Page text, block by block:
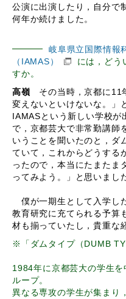
公演に出演したり，自分で
何年か続けました。
岐阜県立国際情報
（IAMAS）
には，どう
すか。
高嶺 その当時，京都に11
変えないといけないな。」
IAMASという新しい学校
で，京都芸大で非常勤講師
いうことを聞いたのと，ダ
ていて，これからどうする
ったので，本当にたまたま
ってみよう。」と思いまし
僕が一期生として入学し
教育研究に充てられる予算
材も揃っていたし，貴重な
※「ダムタイプ（DUMB
1984年に京都芸大の学生
ループ。
異なる専攻の学生が集まり